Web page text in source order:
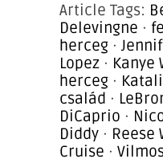
Article Tags:
Delevingne ·
herceg ·
Lopez · Kanye
herceg ·
család ·
DiCaprio ·
Diddy · Reese
Cruise ·